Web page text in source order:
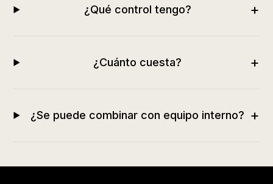
¿Qué control tengo? +
¿Cuánto cuesta? +
¿Se puede combinar con equipo interno? +